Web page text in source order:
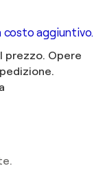
costo aggiuntivo.
prezzo. Opere